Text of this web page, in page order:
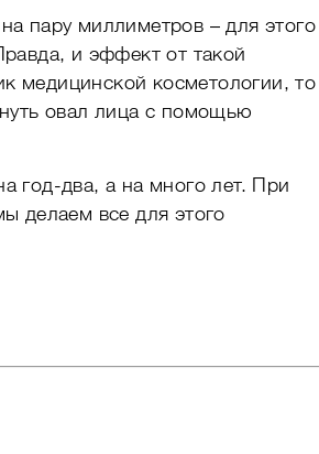
пару миллиметров – для этого
и эффект от такой
медицинской косметологии, то
овал лица с помощью
год-два, а на много лет. При
делаем все для этого